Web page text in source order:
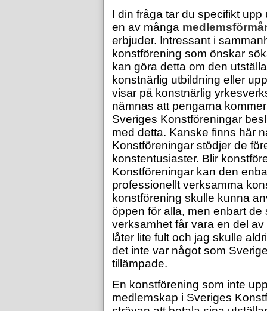
I din fråga tar du specifikt
en av många
erbjuder. Intressant i
konstförening som önskar
kan göra detta om den
konstnärlig utbildning eller
visar på konstnärlig
nämnas att pengarna
Sveriges Konstföreningar
med detta. Kanske finns här
Konstföreningar stödjer de
konstentusiaster. Blir
Konstföreningar kan den
professionellt verksamma
konstförening skulle kunna
öppen för alla, men enbart
verksamhet får vara en del
låter lite fult och jag skulle
det inte var något som
tillämpade.
En konstförening som inte
medlemskap i Sveriges